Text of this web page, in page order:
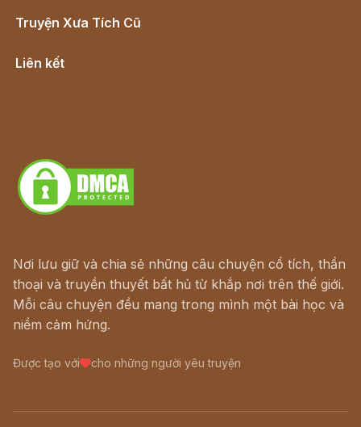
Truyện Xưa Tích Cũ
Liên kết
Nơi lưu giữ và chia sẻ những câu chuyện cổ tích, thần
thoại và truyền thuyết bất hủ từ khắp nơi trên thế giới.
Mỗi câu chuyện đều mang trong mình một bài học và
niềm cảm hứng.
Được tạo với cho những người yêu truyện